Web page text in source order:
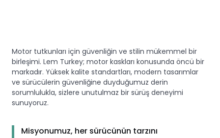
Motor tutkunları için güvenliğin ve stilin mükemmel bir
birleşimi. Lem Turkey; motor kaskları konusunda öncü bir
markadır. Yüksek kalite standartları, modern tasarımlar
ve sürücülerin güvenliğine duyduğumuz derin
sorumlulukla, sizlere unutulmaz bir sürüş deneyimi
sunuyoruz.
Misyonumuz, her sürücünün tarzını